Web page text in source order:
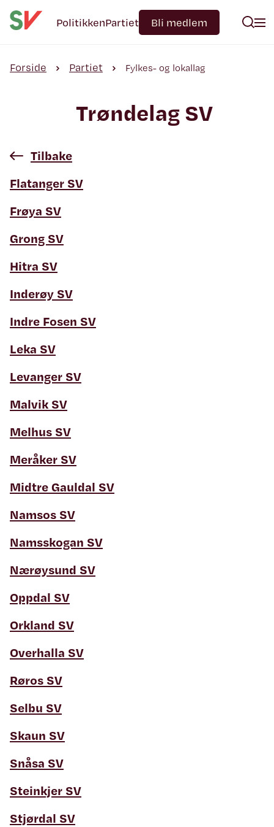
PolitikkenPartiet Bli medlem
Forside Partiet Fylkes- og lokallag
Trøndelag SV
Tilbake
Flatanger SV
Frøya SV
Grong SV
Hitra SV
Inderøy SV
Indre Fosen SV
Leka SV
Levanger SV
Malvik SV
Melhus SV
Meråker SV
Midtre Gauldal SV
Namsos SV
Namsskogan SV
Nærøysund SV
Oppdal SV
Orkland SV
Overhalla SV
Røros SV
Selbu SV
Skaun SV
Snåsa SV
Steinkjer SV
Stjørdal SV